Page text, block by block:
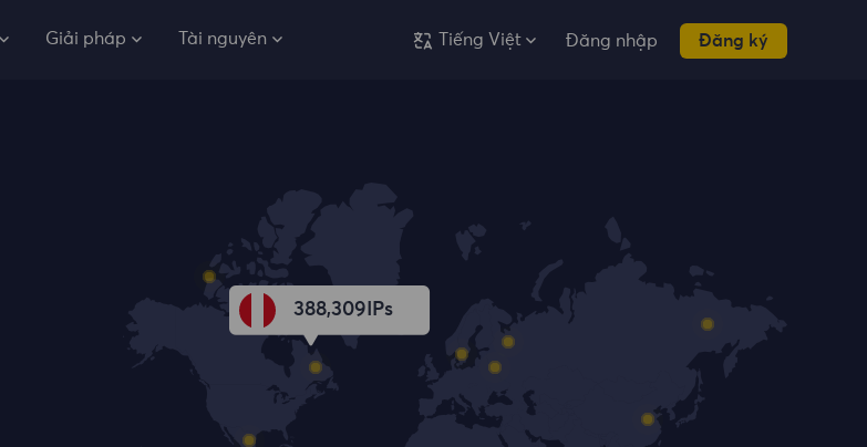
Giải pháp Tài nguyên Tiếng Việt Đăng nhập Đăng ký
388,309 IPs